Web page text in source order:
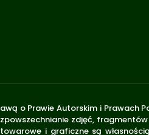
o Prawie Autorskim i Prawach
zdjęć,
i graficzne są